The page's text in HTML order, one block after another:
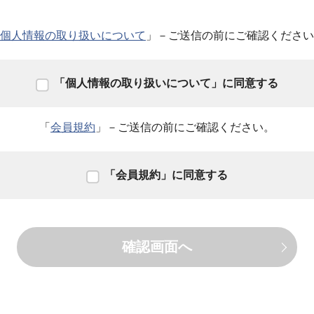
個人情報の取り扱いについて 」 －ご送信の前にご確認くださ
「個人情報の取り扱いについて」に同意する
「 会員規約 」 －ご送信の前にご確認ください。
「会員規約」に同意する
確認画面へ